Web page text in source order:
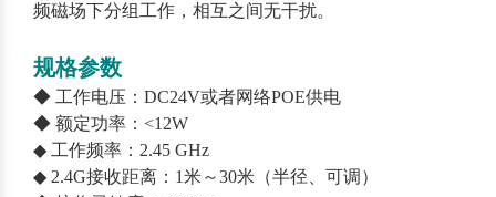
频磁场下分组工作，相互之间无干扰。
规格参数
◆ 工作电压：DC24V或者网络POE供电
◆ 额定功率：<12W
◆ 工作频率：2.45 GHz
◆ 2.4G接收距离：1米～30米（半径、可调）